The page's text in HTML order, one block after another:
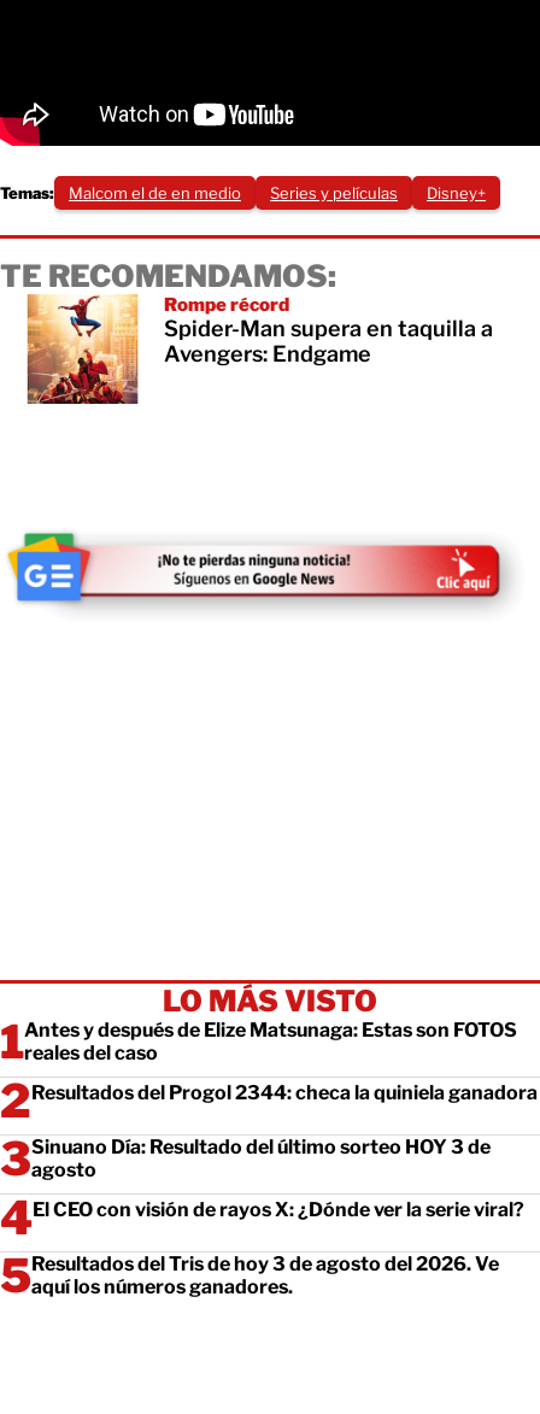
Temas: Malcom el de en medio Series y películas Disney+
TE RECOMENDAMOS:
Rompe récord
Spider-Man supera en taquilla a
Avengers: Endgame
LO MÁS VISTO
Antes y después de Elize Matsunaga: Estas son FOTOS
reales del caso
Resultados del Progol 2344: checa la quiniela ganadora
Sinuano Día: Resultado del último sorteo HOY 3 de
agosto
El CEO con visión de rayos X: ¿Dónde ver la serie viral?
Resultados del Tris de hoy 3 de agosto del 2026. Ve
aquí los números ganadores.